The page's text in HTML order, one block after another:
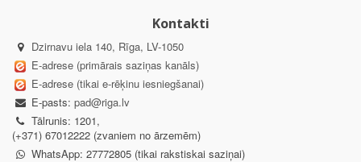
Kontakti
Dzirnavu iela 140, Rīga, LV-1050
E-adrese (primārais saziņas kanāls)
E-adrese (tikai e-rēķinu iesniegšanai)
E-pasts: pad@riga.lv
Tālrunis: 1201,
(+371) 67012222 (zvaniem no ārzemēm)
WhatsApp: 27772805 (tikai rakstiskai saziņai)